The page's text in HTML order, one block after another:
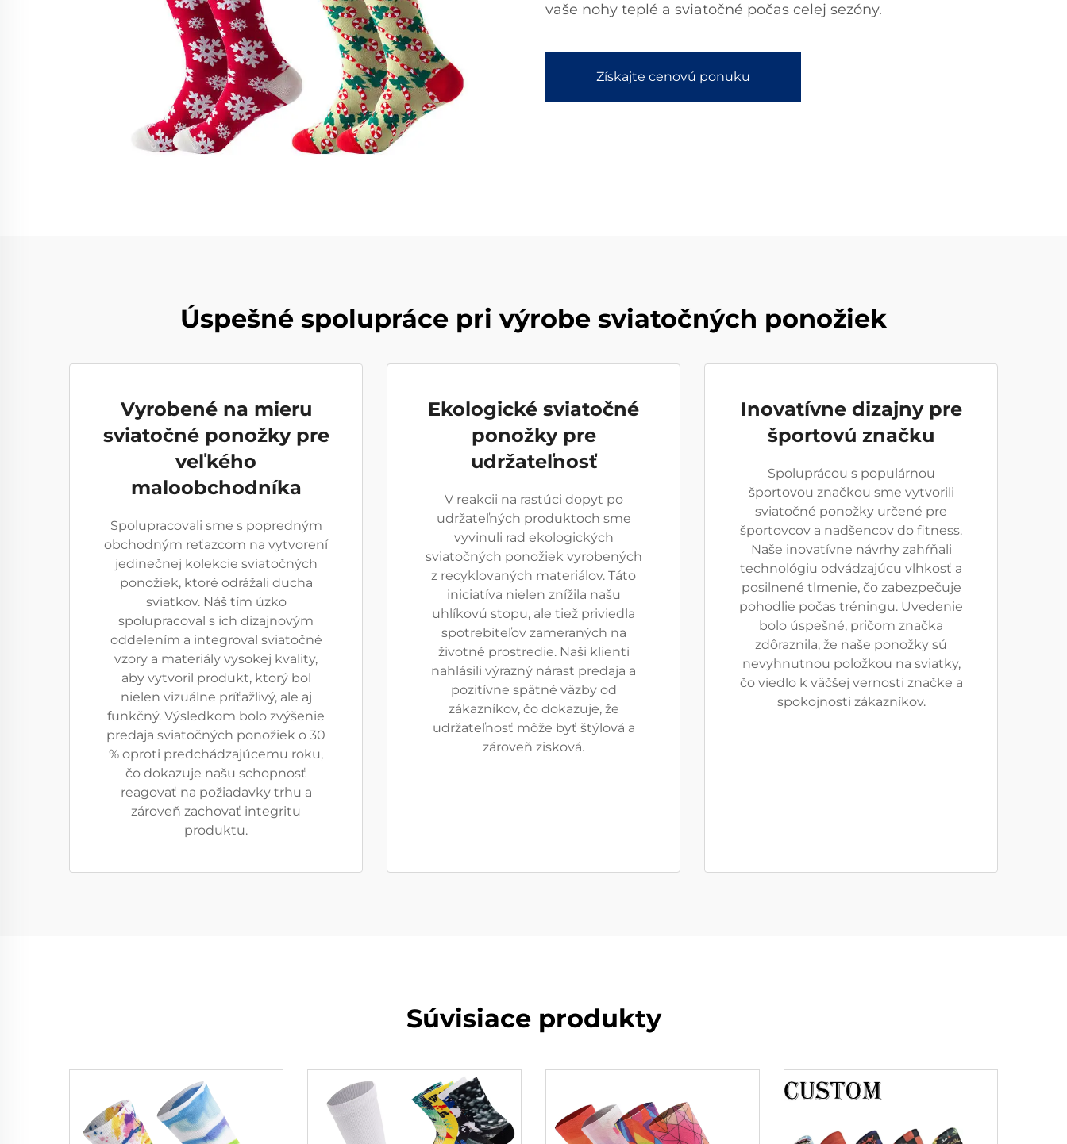
vaše nohy teplé a sviatočné počas celej sezóny.
Získajte cenovú ponuku
Úspešné spolupráce pri výrobe sviatočných ponožiek
Vyrobené na mieru
sviatočné ponožky pre
veľkého
maloobchodníka
Spolupracovali sme s popredným
obchodným reťazcom na vytvorení
jedinečnej kolekcie sviatočných
ponožiek, ktoré odrážali ducha
sviatkov. Náš tím úzko
spolupracoval s ich dizajnovým
oddelením a integroval sviatočné
vzory a materiály vysokej kvality,
aby vytvoril produkt, ktorý bol
nielen vizuálne príťažlivý, ale aj
funkčný. Výsledkom bolo zvýšenie
predaja sviatočných ponožiek o 30
% oproti predchádzajúcemu roku,
čo dokazuje našu schopnosť
reagovať na požiadavky trhu a
zároveň zachovať integritu
produktu.
Ekologické sviatočné
ponožky pre
udržateľnosť
V reakcii na rastúci dopyt po
udržateľných produktoch sme
vyvinuli rad ekologických
sviatočných ponožiek vyrobených
z recyklovaných materiálov. Táto
iniciatíva nielen znížila našu
uhlíkovú stopu, ale tiež priviedla
spotrebiteľov zameraných na
životné prostredie. Naši klienti
nahlásili výrazný nárast predaja a
pozitívne spätné väzby od
zákazníkov, čo dokazuje, že
udržateľnosť môže byť štýlová a
zároveň zisková.
Inovatívne dizajny pre
športovú značku
Spoluprácou s populárnou
športovou značkou sme vytvorili
sviatočné ponožky určené pre
športovcov a nadšencov do fitness.
Naše inovatívne návrhy zahŕňali
technológiu odvádzajúcu vlhkosť a
posilnené tlmenie, čo zabezpečuje
pohodlie počas tréningu. Uvedenie
bolo úspešné, pričom značka
zdôraznila, že naše ponožky sú
nevyhnutnou položkou na sviatky,
čo viedlo k väčšej vernosti značke a
spokojnosti zákazníkov.
Súvisiace produkty